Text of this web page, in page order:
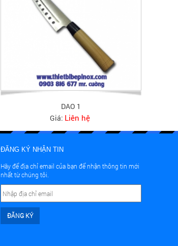
DAO 1
Giá: Liên hệ
ĐĂNG KÝ NHẬN TIN
Hãy để địa chỉ email của bạn để nhận thông tin mới
nhất từ chúng tôi.
ĐĂNG KÝ